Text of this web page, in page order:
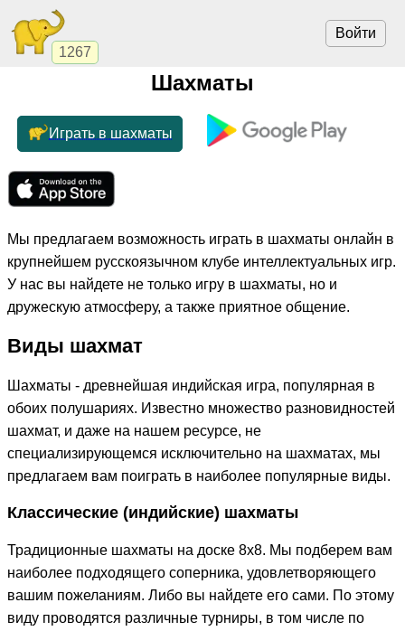
1267
Войти
Шахматы
Играть в шахматы
Мы предлагаем возможность играть в шахматы онлайн в
крупнейшем русскоязычном клубе интеллектуальных игр.
У нас вы найдете не только игру в шахматы, но и
дружескую атмосферу, а также приятное общение.
Виды шахмат
Шахматы - древнейшая индийская игра, популярная в
обоих полушариях. Известно множество разновидностей
шахмат, и даже на нашем ресурсе, не
специализирующемся исключительно на шахматах, мы
предлагаем вам поиграть в наиболее популярные виды.
Классические (индийские) шахматы
Традиционные шахматы на доске 8x8. Мы подберем вам
наиболее подходящего соперника, удовлетворяющего
вашим пожеланиям. Либо вы найдете его сами. По этому
виду проводятся различные турниры, в том числе по